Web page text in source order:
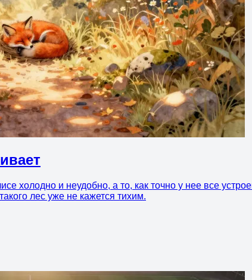
холодно и неудобно, а то, как точно у нее все
лес уже не кажется тихим.